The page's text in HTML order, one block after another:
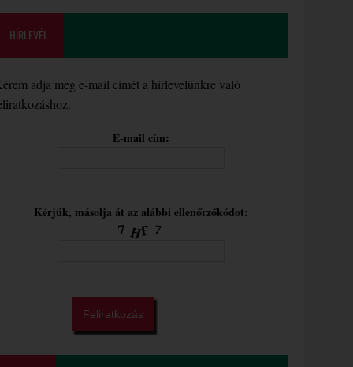
HÍRLEVÉL
adja meg e-mail címét a hírlevelünkre való
E-mail cím:
Kérjük, másolja át az alábbi ellenőrzőkódot: